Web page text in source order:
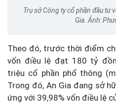
Trụ sở Công ty cổ phần đầu tư
Gia. Ảnh:
Theo đó, trước thời điểm
vốn điều lệ đạt 180 tỷ
triệu cổ phần phổ thông
Trong đó, An Gia đang sở
ứng với 39,98% vốn điều lệ